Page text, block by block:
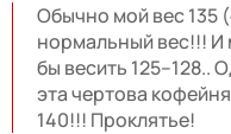
Обычно мой вес 135
нормальный вес!!! И
бы весить 125–128..
эта чертова
140!!! Проклятье!